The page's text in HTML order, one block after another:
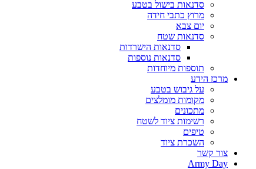
סדנאות בישול בטבע
מרוץ כתבי חידה
יום צבא
סדנאות שטח
סדנאות הישרדות
סדנאות נוספות
תוספות מיוחדות
מרכז הידע
על גיבוש בטבע
מקומות מומלצים
מתכונים
רשימות ציוד לשטח
טיפים
השכרת ציוד
צור קשר
Army Day